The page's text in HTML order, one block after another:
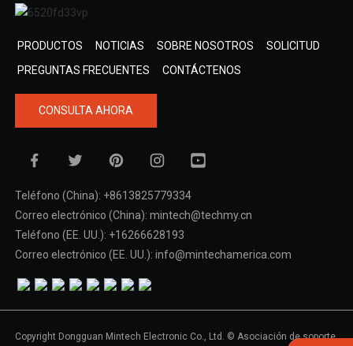
PRODUCTOS NOTICIAS SOBRE NOSOTROS
SOLICITUD
PREGUNTAS FRECUENTES
CONTÁCTENOS
CONSULTA AHORA
Teléfono (China): +8613825779334
Correo electrónico (China): mintech@techmy.cn
Teléfono (EE. UU.): +16266628193
Correo electrónico (EE. UU.): info@mintechamerica.com
Copyright Dongguan Mintech Electronic Co., Ltd. © Asociación de soporte